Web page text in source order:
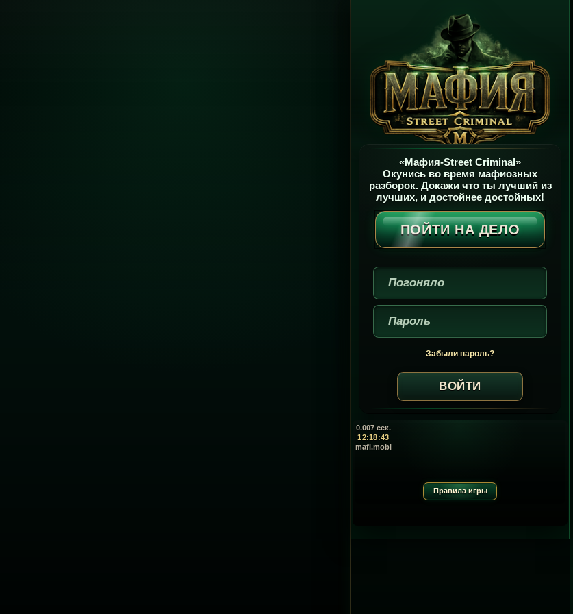
«Мафия-Street Criminal»
Окунись во время мафиозных
разборок. Докажи что ты лучший из
лучших, и достойнее достойных!
ПОЙТИ НА ДЕЛО
Забыли пароль?
0.007 сек.
12:18:43
mafi.mobi
Правила игры